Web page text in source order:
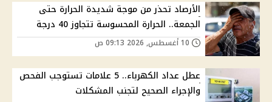
الأرصاد تحذر من موجة شديدة الحرارة حتى
الجمعة.. الحرارة المحسوسة تتجاوز 40 درجة
عطل عداد الكهرباء.. 5 علامات تستوجب الفحص
والإجراء الصحيح لتجنب المشكلات